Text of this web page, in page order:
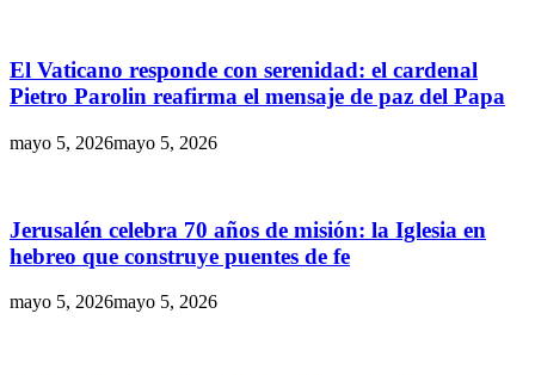
El Vaticano responde con serenidad: el cardenal
Pietro Parolin reafirma el mensaje de paz del Papa
mayo 5, 2026mayo 5, 2026
Jerusalén celebra 70 años de misión: la Iglesia en
hebreo que construye puentes de fe
mayo 5, 2026mayo 5, 2026